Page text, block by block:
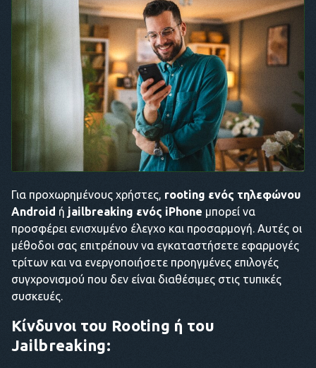
Για προχωρημένους χρήστες, rooting ενός τηλεφώνου
Android ή jailbreaking ενός iPhone μπορεί να
προσφέρει ενισχυμένο έλεγχο και προσαρμογή. Αυτές οι
μέθοδοι σας επιτρέπουν να εγκαταστήσετε εφαρμογές
τρίτων και να ενεργοποιήσετε προηγμένες επιλογές
συγχρονισμού που δεν είναι διαθέσιμες στις τυπικές
συσκευές.
Κίνδυνοι του Rooting ή του
Jailbreaking: